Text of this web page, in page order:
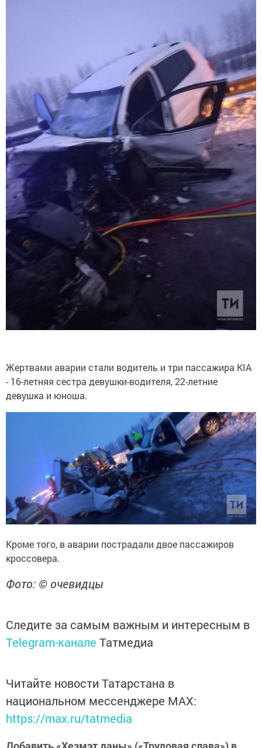
Жертвами аварии стали водитель и три пассажира KIA
- 16-летняя сестра девушки-водителя, 22-летние
девушка и юноша.
Кроме того, в аварии пострадали двое пассажиров
кроссовера.
Фото: © очевидцы
Следите за самым важным и интересным в
Telegram-канале Татмедиа
Читайте новости Татарстана в
национальном мессенджере MАХ:
https://max.ru/tatmedia